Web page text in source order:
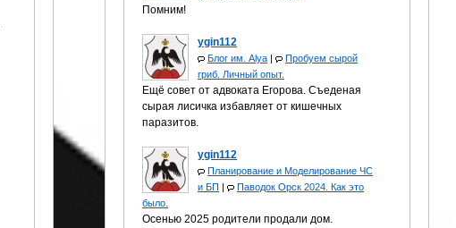
Помним!
ygin112
Блог им. Alya |
Пробуем сырой
гриб. Личный опыт.
Ещё совет от адвоката Егорова. Съеденая
сырая лисичка избавляет от кишечных
паразитов.
ygin112
Планирование и Моделирование ЧС
и БП |
Паводок Орск 2024. Как это
было.
Осенью 2025 родители продали дом.